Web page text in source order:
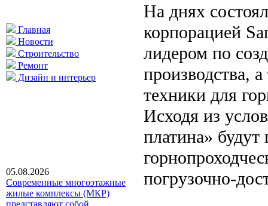
Главная
Новости
Строительство
Ремонт
Дизайн и интерьер
05.08.2026
Современные многоэтажные
жилые комплексы (МКР)
представляют собой
На днях
корпорацией
лидером по
производства,
техники для
Исходя из
платина»
погрузочно-